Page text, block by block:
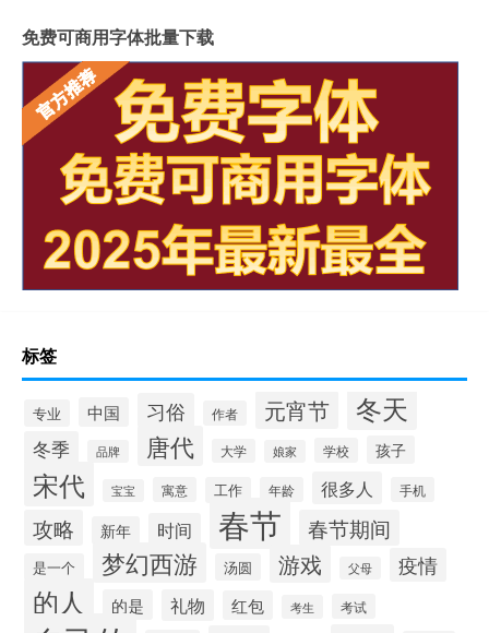
免费可商用字体批量下载
标签
专业 中国 习俗 作者 元宵节 冬天
冬季 品牌 唐代 大学 娘家 学校 孩子
宋代 宝宝 寓意 工作 年龄 很多人 手机
攻略 新年 时间 春节 春节期间
是一个 梦幻西游 汤圆 游戏 父母 疫情
的人 的是 礼物 红包 考生 考试